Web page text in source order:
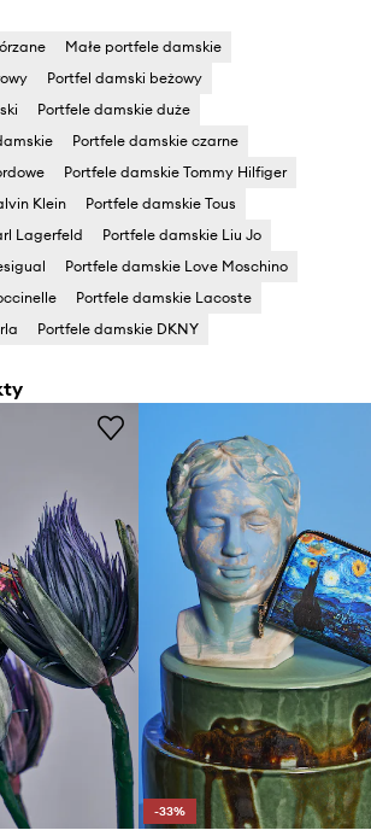
Małe portfele damskie
Portfel damski beżowy
Portfele damskie duże
Portfele damskie czarne
Portfele damskie Tommy Hilfiger
Klein
Portfele damskie Tous
Lagerfeld
Portfele damskie Liu Jo
Portfele damskie Love Moschino
Portfele damskie Lacoste
Portfele damskie DKNY
-33%